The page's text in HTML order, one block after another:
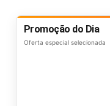
Promoção do Dia
Oferta especial selecionada